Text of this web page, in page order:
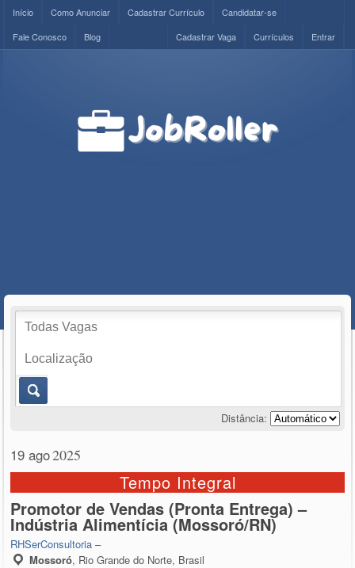
Início Como Anunciar Cadastrar Currículo
Candidatar-se
Fale Conosco
Blog Entrar
Currículos
Cadastrar Vaga
Distância:
19 ago2025
Tempo Integral
Promotor de Vendas (Pronta Entrega) –
Indústria Alimentícia (Mossoró/RN)
RHSerConsultoria –
Mossoró, Rio Grande do Norte, Brasil